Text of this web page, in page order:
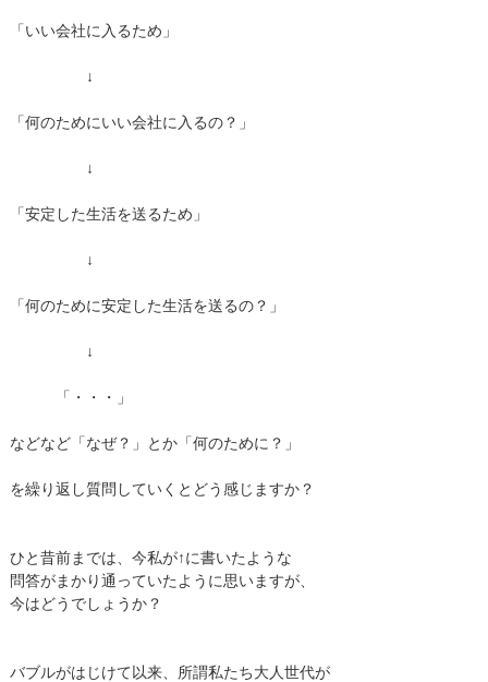
「いい会社に入るため」
↓
「何のためにいい会社に入るの？」
↓
「安定した生活を送るため」
↓
「何のために安定した生活を送るの？」
↓
「・・・」
などなど「なぜ？」とか「何のために？」
を繰り返し質問していくとどう感じますか？
ひと昔前までは、今私が↑に書いたような
問答がまかり通っていたように思いますが、
今はどうでしょうか？
バブルがはじけて以来、所謂私たち大人世代が